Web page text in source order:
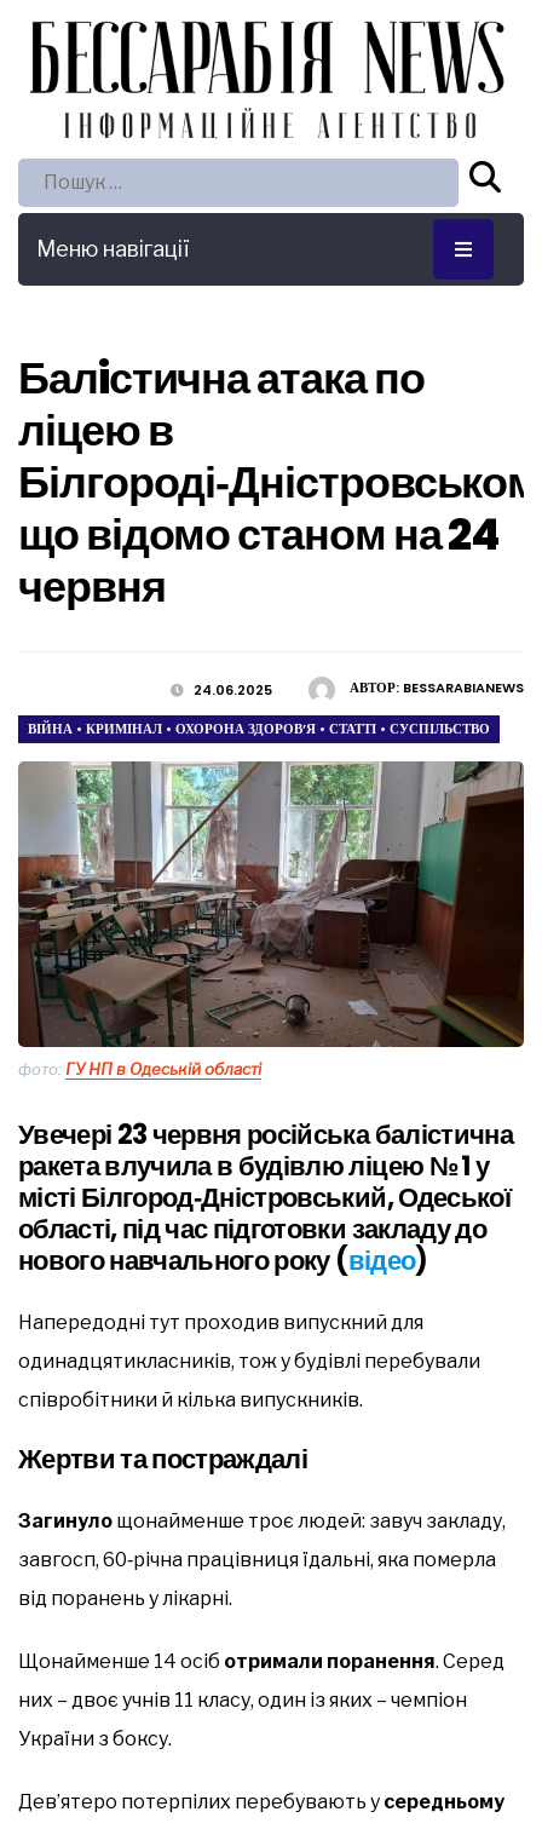
Пошук:
Меню навігації
Балiстична атака по
ліцею в
що відомо станом на 24
червня
АВТОР: BESSARABIANEWS
24.06.2025
ВІЙНА • КРИМІНАЛ • ОХОРОНА ЗДОРОВ’Я • СТАТТІ • СУСПІЛЬСТВО
фото: ГУ НП в Одеській області
Увечері 23 червня російська балістична
ракета влучила в будівлю ліцею № 1 у
місті Білгород‑Дністровський, Одеської
області, під час підготовки закладу до
нового навчального року (відео)
Напередодні тут проходив випускний для
одинадцятикласників, тож у будівлі перебували
співробітники й кілька випускників.
Жертви та постраждалі
Загинуло щонайменше троє людей: завуч закладу,
завгосп, 60‑річна працівниця їдальні, яка померла
від поранень у лікарні.
Щонайменше 14 осіб отримали поранення. Серед
них – двоє учнів 11 класу, один із яких – чемпіон
України з боксу.
Дев’ятеро потерпілих перебувають у середньому